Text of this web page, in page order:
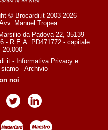
© Brocardi.it 2003-2026
Avv. Manuel Tropea
da Padova 22, 35139
- R.E.A. PD471772 - capitale
20.000
- Informativa Privacye
siamo - Archivio
noi
Facebook
Pagina TwitterPagina LinkedIn